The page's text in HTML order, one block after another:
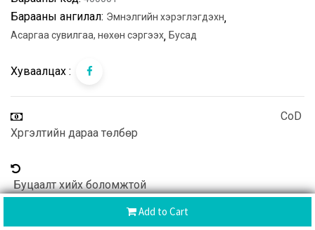
Add to Cart
Барааны ангилал: Эмнэлгийн хэрэглэгдэхүүн,
Асаргаа сувилгаа, нөхөн сэргээх, Бусад
Хуваалцах :
CoD
Хүргэлтийн дараа төлбөр
Буцаалт хийх боломжтой